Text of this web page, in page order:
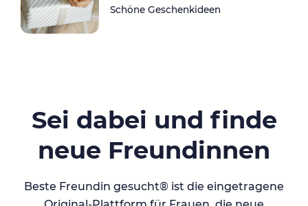
Schöne Geschenkideen
Sei dabei und finde
neue Freundinnen
Beste Freundin gesucht® ist die eingetragene